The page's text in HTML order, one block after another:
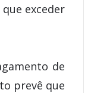
exceder
de
prevê que